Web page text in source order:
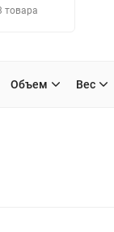
товара
Объем Вес